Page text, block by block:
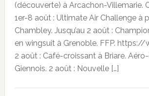
(découverte) à Arcachon-Villemarie.
1er-8 août : Ultimate Air Challenge à
Chambley. Jusqu’au 2 août :
en wingsuit à Grenoble. FFP. https://
2 août : Café-croissant à Briare.
Giennois. 2 août : Nouvelle […]